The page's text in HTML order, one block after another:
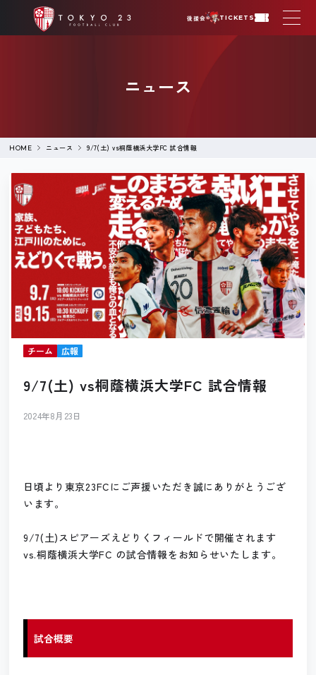
後援会 TICKETS
ニュース
HOME ニュース 9/7(土) vs桐蔭横浜大学FC 試合情報
チーム 広報
9/7(土) vs桐蔭横浜大学FC 試合情報
2024年8月23日
日頃より東京23FCにご声援いただき誠にありがとうござ
います。
9/7(土)スピアーズえどりくフィールドで開催されます
vs.桐蔭横浜大学FC の試合情報をお知らせいたします。
試合概要